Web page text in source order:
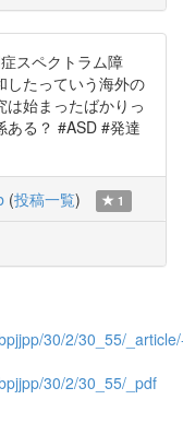
スペクトラム障
したっていう海外の
始まったばかりっ
ある？ #ASD #発達
(投稿一覧) 1
30/2/30_55/
30/2/30_55/_pdf